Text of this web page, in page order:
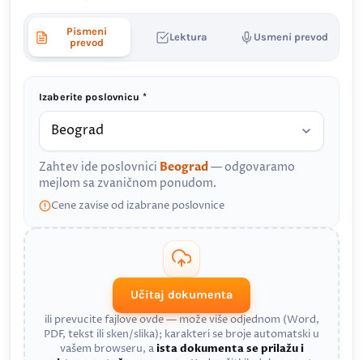
Pismeni
prevod
Lektura Usmeni prevod
Izaberite poslovnicu *
Zahtev ide poslovnici Beograd— odgovaramo
mejlom sa zvaničnom ponudom.
Cene zavise od izabrane poslovnice
Učitaj dokumenta
ili prevucite fajlove ovde — može više odjednom (Word,
PDF, tekst ili sken/slika); karakteri se broje automatski u
vašem browseru, aista dokumenta se prilažu i